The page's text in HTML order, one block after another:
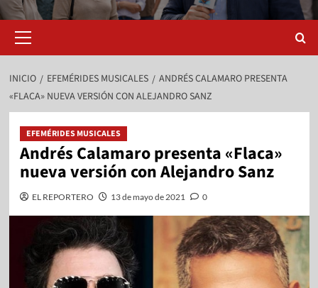
INICIO EFEMÉRIDES MUSICALES
ANDRÉS CALAMARO PRESENTA
«FLACA» NUEVA VERSIÓN CON ALEJANDRO SANZ
EFEMÉRIDES MUSICALES
Andrés Calamaro presenta «Flaca»
nueva versión con Alejandro Sanz
EL REPORTERO 13 de mayo de 2021 0